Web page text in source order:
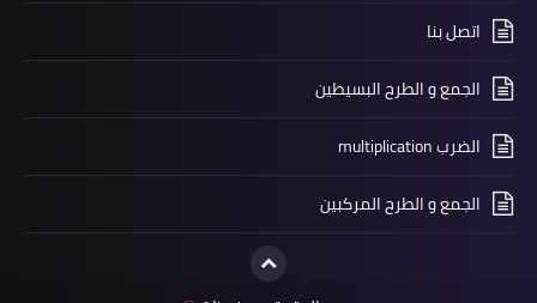
اتصل بنا
الجمع و الطرح البسيطين
الضرب multiplication
الجمع و الطرح المركبين